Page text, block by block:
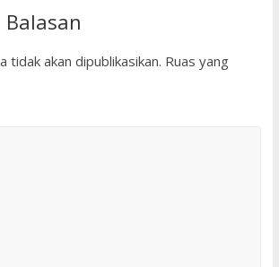
tidak akan dipublikasikan. Ruas yang